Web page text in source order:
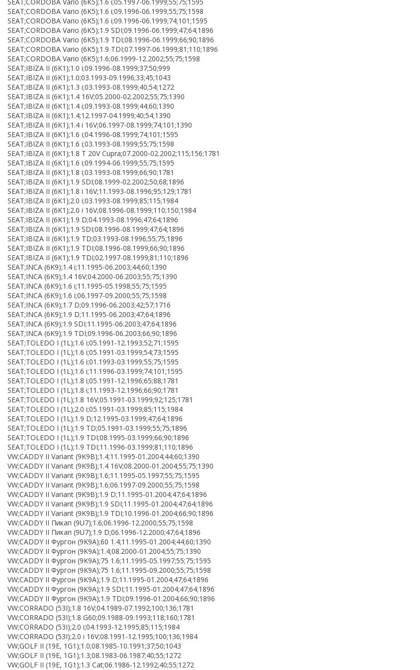
SEAT;CORDOBA Vario (6K5);1.6 i;09.1996-06.1999;55;75;1598
SEAT;CORDOBA Vario (6K5);1.6 i;09.1996-06.1999;74;101;1595
SEAT;CORDOBA Vario (6K5);1.9 SDI;09.1996-06.1999;47;64;1896
SEAT;CORDOBA Vario (6K5);1.9 TDI;08.1996-06.1999;66;90;1896
SEAT;CORDOBA Vario (6K5);1.9 TDI;07.1997-06.1999;81;110;1896
SEAT;CORDOBA Vario (6K5);1.6;06.1999-12.2002;55;75;1598
SEAT;IBIZA II (6K1);1.0 i;09.1996-08.1999;37;50;999
SEAT;IBIZA II (6K1);1.0;03.1993-09.1996;33;45;1043
SEAT;IBIZA II (6K1);1.3 i;03.1993-08.1999;40;54;1272
SEAT;IBIZA II (6K1);1.4 16V;05.2000-02.2002;55;75;1390
SEAT;IBIZA II (6K1);1.4 i;09.1993-08.1999;44;60;1390
SEAT;IBIZA II (6K1);1.4;12.1997-04.1999;40;54;1390
SEAT;IBIZA II (6K1);1.4 i 16V;06.1997-08.1999;74;101;1390
SEAT;IBIZA II (6K1);1.6 i;04.1996-08.1999;74;101;1595
SEAT;IBIZA II (6K1);1.6 i;03.1993-08.1999;55;75;1598
SEAT;IBIZA II (6K1);1.8 T 20V Cupra;07.2000-02.2002;115;156;1781
SEAT;IBIZA II (6K1);1.6 i;09.1994-06.1999;55;75;1595
SEAT;IBIZA II (6K1);1.8 i;03.1993-08.1999;66;90;1781
SEAT;IBIZA II (6K1);1.9 SDI;08.1999-02.2002;50;68;1896
SEAT;IBIZA II (6K1);1.8 i 16V;11.1993-08.1996;95;129;1781
SEAT;IBIZA II (6K1);2.0 i;03.1993-08.1999;85;115;1984
SEAT;IBIZA II (6K1);2.0 i 16V;08.1996-08.1999;110;150;1984
SEAT;IBIZA II (6K1);1.9 D;04.1993-08.1996;47;64;1896
SEAT;IBIZA II (6K1);1.9 SDI;08.1996-08.1999;47;64;1896
SEAT;IBIZA II (6K1);1.9 TD;03.1993-08.1996;55;75;1896
SEAT;IBIZA II (6K1);1.9 TDI;08.1996-08.1999;66;90;1896
SEAT;IBIZA II (6K1);1.9 TDI;02.1997-08.1999;81;110;1896
SEAT;INCA (6K9);1.4 i;11.1995-06.2003;44;60;1390
SEAT;INCA (6K9);1.4 16V;04.2000-06.2003;55;75;1390
SEAT;INCA (6K9);1.6 i;11.1995-05.1998;55;75;1595
SEAT;INCA (6K9);1.6 i;06.1997-09.2000;55;75;1598
SEAT;INCA (6K9);1.7 D;09.1996-06.2003;42;57;1716
SEAT;INCA (6K9);1.9 D;11.1995-06.2003;47;64;1896
SEAT;INCA (6K9);1.9 SDI;11.1995-06.2003;47;64;1896
SEAT;INCA (6K9);1.9 TDI;09.1996-06.2003;66;90;1896
SEAT;TOLEDO I (1L);1.6 i;05.1991-12.1993;52;71;1595
SEAT;TOLEDO I (1L);1.6 i;05.1991-03.1999;54;73;1595
SEAT;TOLEDO I (1L);1.6 i;01.1993-03.1999;55;75;1595
SEAT;TOLEDO I (1L);1.6 i;11.1996-03.1999;74;101;1595
SEAT;TOLEDO I (1L);1.8 i;05.1991-12.1996;65;88;1781
SEAT;TOLEDO I (1L);1.8 i;11.1993-12.1996;66;90;1781
SEAT;TOLEDO I (1L);1.8 16V;05.1991-03.1999;92;125;1781
SEAT;TOLEDO I (1L);2.0 i;05.1991-03.1999;85;115;1984
SEAT;TOLEDO I (1L);1.9 D;12.1995-03.1999;47;64;1896
SEAT;TOLEDO I (1L);1.9 TD;05.1991-03.1999;55;75;1896
SEAT;TOLEDO I (1L);1.9 TDI;08.1995-03.1999;66;90;1896
SEAT;TOLEDO I (1L);1.9 TDI;11.1996-03.1999;81;110;1896
VW;CADDY II Variant (9K9B);1.4;11.1995-01.2004;44;60;1390
VW;CADDY II Variant (9K9B);1.4 16V;08.2000-01.2004;55;75;1390
VW;CADDY II Variant (9K9B);1.6;11.1995-05.1997;55;75;1595
VW;CADDY II Variant (9K9B);1.6;06.1997-09.2000;55;75;1598
VW;CADDY II Variant (9K9B);1.9 D;11.1995-01.2004;47;64;1896
VW;CADDY II Variant (9K9B);1.9 SDI;11.1995-01.2004;47;64;1896
VW;CADDY II Variant (9K9B);1.9 TDI;10.1996-01.2004;66;90;1896
VW;CADDY II Пикап (9U7);1.6;06.1996-12.2000;55;75;1598
VW;CADDY II Пикап (9U7);1.9 D;06.1996-12.2000;47;64;1896
VW;CADDY II Фургон (9K9A);60 1.4;11.1995-01.2004;44;60;1390
VW;CADDY II Фургон (9K9A);1.4;08.2000-01.2004;55;75;1390
VW;CADDY II Фургон (9K9A);75 1.6;11.1995-05.1997;55;75;1595
VW;CADDY II Фургон (9K9A);75 1.6;11.1995-09.2000;55;75;1598
VW;CADDY II Фургон (9K9A);1.9 D;11.1995-01.2004;47;64;1896
VW;CADDY II Фургон (9K9A);1.9 SDI;11.1995-01.2004;47;64;1896
VW;CADDY II Фургон (9K9A);1.9 TDI;09.1996-01.2004;66;90;1896
VW;CORRADO (53I);1.8 16V;04.1989-07.1992;100;136;1781
VW;CORRADO (53I);1.8 G60;09.1988-09.1993;118;160;1781
VW;CORRADO (53I);2.0 i;04.1993-12.1995;85;115;1984
VW;CORRADO (53I);2.0 i 16V;08.1991-12.1995;100;136;1984
VW;GOLF II (19E, 1G1);1.0;08.1985-10.1991;37;50;1043
VW;GOLF II (19E, 1G1);1.3;08.1983-06.1987;40;55;1272
VW;GOLF II (19E, 1G1);1.3 Cat;06.1986-12.1992;40;55;1272